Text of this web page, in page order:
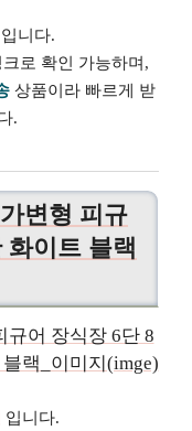
입니다.
로 확인 가능하며,
상품이라 빠르게 받
.
변형 피규
화이트 블랙
입니다.